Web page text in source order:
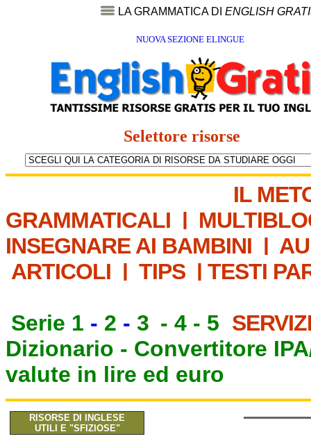
LA GRAMMATICA DI ENGLISH
NUOVA SEZIONE ELINGUE
Selettore risorse
IL
GRAMMATICALI |
INSEGNARE AI BAMBINI |
ARTICOLI | TIPS | TESTI
Serie 1 - 2 - 3 - 4 - 5
Dizionario - Convertitore
valute in lire ed euro
RISORSE DI INGLESE
UTILI E "SFIZIOSE"